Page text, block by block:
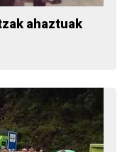
ahaztuak